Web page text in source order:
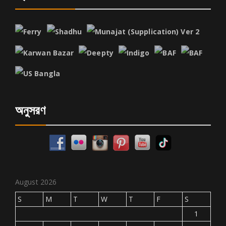
অনুসরণ
August 2026
S
M T W T F
S
1